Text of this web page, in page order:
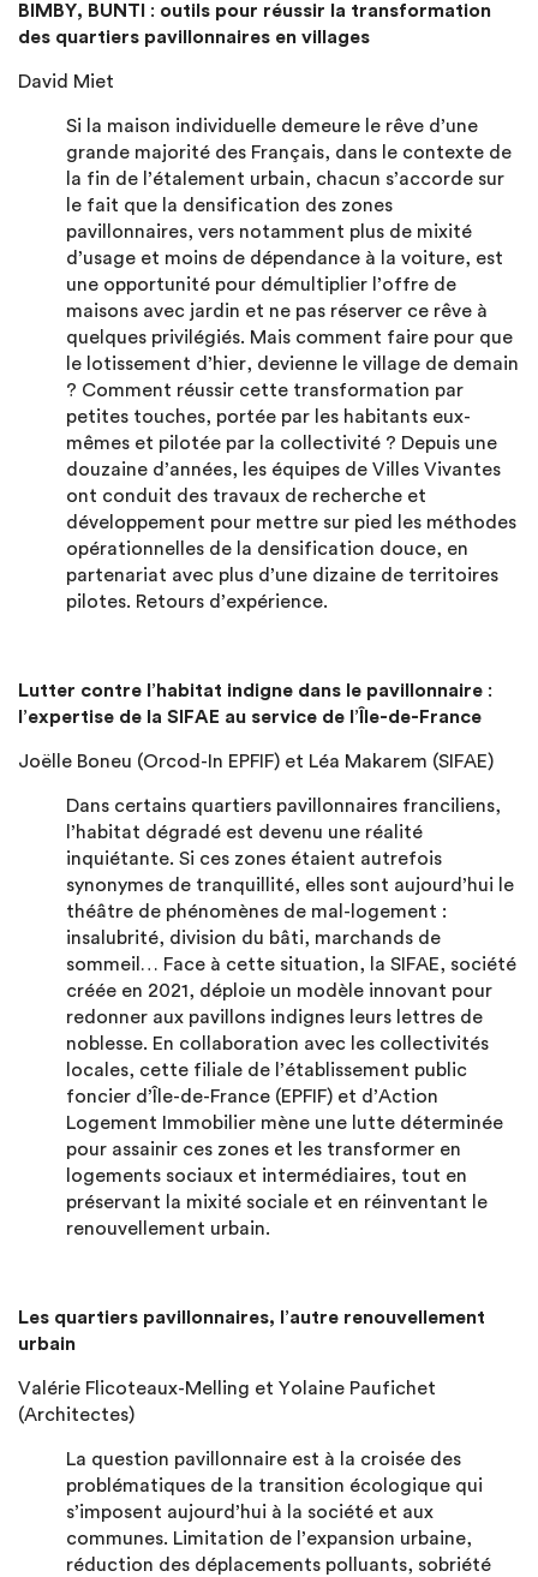
BIMBY, BUNTI : outils pour réussir la transformation
des quartiers pavillonnaires en villages
David Miet
Si la maison individuelle demeure le rêve d’une
grande majorité des Français, dans le contexte de
la fin de l’étalement urbain, chacun s’accorde sur
le fait que la densification des zones
pavillonnaires, vers notamment plus de mixité
d’usage et moins de dépendance à la voiture, est
une opportunité pour démultiplier l’offre de
maisons avec jardin et ne pas réserver ce rêve à
quelques privilégiés. Mais comment faire pour que
le lotissement d’hier, devienne le village de demain
? Comment réussir cette transformation par
petites touches, portée par les habitants eux-
mêmes et pilotée par la collectivité ? Depuis une
douzaine d’années, les équipes de Villes Vivantes
ont conduit des travaux de recherche et
développement pour mettre sur pied les méthodes
opérationnelles de la densification douce, en
partenariat avec plus d’une dizaine de territoires
pilotes. Retours d’expérience.
Lutter contre l’habitat indigne dans le pavillonnaire :
l’expertise de la SIFAE au service de l’Île-de-France
Joëlle Boneu (Orcod-In EPFIF) et Léa Makarem (SIFAE)
Dans certains quartiers pavillonnaires franciliens,
l’habitat dégradé est devenu une réalité
inquiétante. Si ces zones étaient autrefois
synonymes de tranquillité, elles sont aujourd’hui le
théâtre de phénomènes de mal-logement :
insalubrité, division du bâti, marchands de
sommeil… Face à cette situation, la SIFAE, société
créée en 2021, déploie un modèle innovant pour
redonner aux pavillons indignes leurs lettres de
noblesse. En collaboration avec les collectivités
locales, cette filiale de l’établissement public
foncier d’Île-de-France (EPFIF) et d’Action
Logement Immobilier mène une lutte déterminée
pour assainir ces zones et les transformer en
logements sociaux et intermédiaires, tout en
préservant la mixité sociale et en réinventant le
renouvellement urbain.
Les quartiers pavillonnaires, l’autre renouvellement
urbain
Valérie Flicoteaux-Melling et Yolaine Paufichet
(Architectes)
La question pavillonnaire est à la croisée des
problématiques de la transition écologique qui
s’imposent aujourd’hui à la société et aux
communes. Limitation de l’expansion urbaine,
réduction des déplacements polluants, sobriété